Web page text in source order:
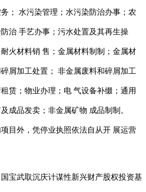
； 水污染管理；水污染防治办事；农
治 手艺办事；污水处置及其再生操
火材料销 售；金属材料制制；金属材
屑加工处置； 非金属废料和碎屑加工
赁；物业办理；电 气设备补缀；通用
成品发卖；非金属矿物 成品制制。
项目外，凭停业执照依法自从开 展运营
武取沉庆计谋性新兴财产股权投资基